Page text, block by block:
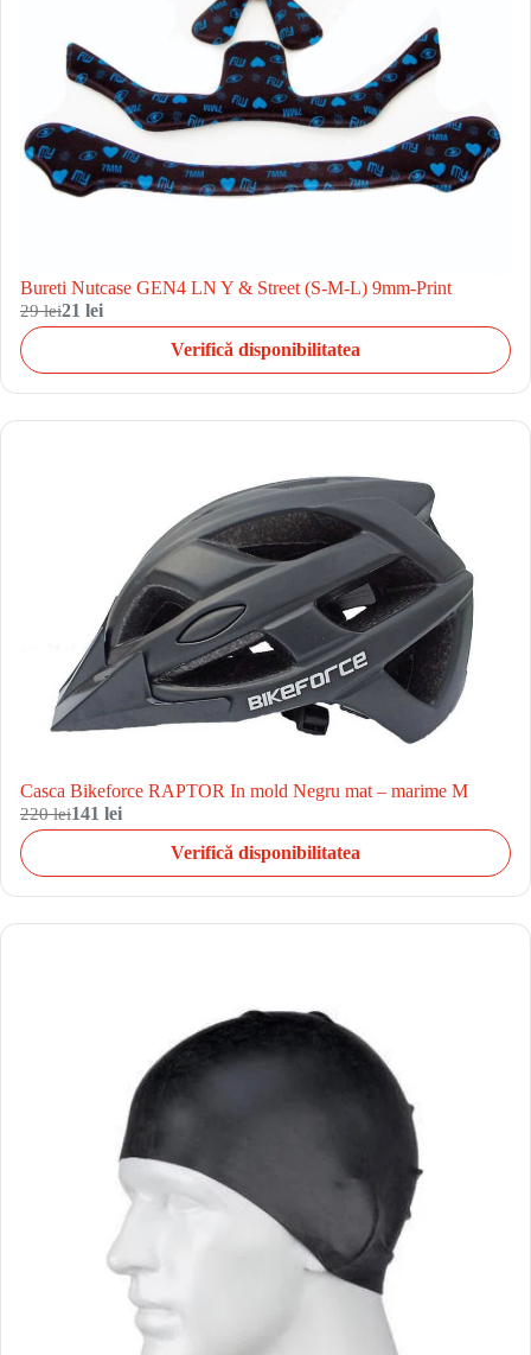
Bureti Nutcase GEN4 LN Y & Street (S-M-L) 9mm-Print
29 lei21 lei
Verifică disponibilitatea
Casca Bikeforce RAPTOR In mold Negru mat – marime M
220 lei141 lei
Verifică disponibilitatea